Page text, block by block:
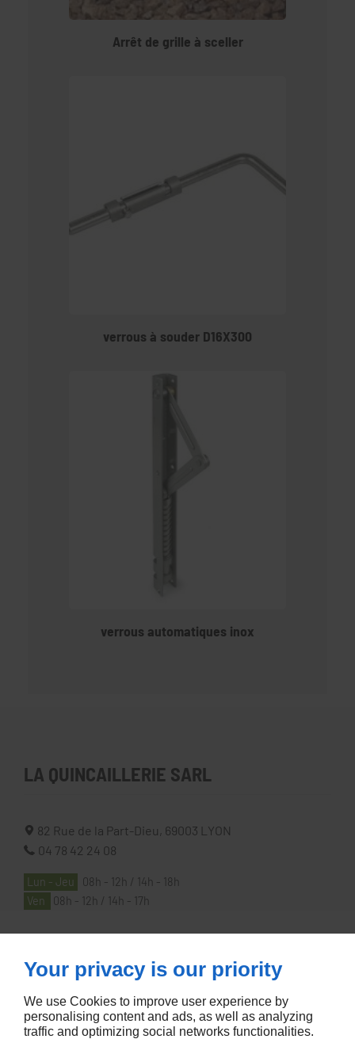
Arrêt de grille à sceller
verrous à souder D16X300
verrous automatiques inox
LA QUINCAILLERIE SARL
82 Rue de la Part-Dieu, 69003
LYON
04 78 42 24 08
Lun - Jeu
08h - 12h / 14h - 18h
Ven
08h - 12h / 14h - 17h
À PROPOS
Accueil
Contactez-nous
Your privacy is our priority
We use Cookies to improve user experience by
personalising content and ads, as well as analyzing
traffic and optimizing social networks functionalities.